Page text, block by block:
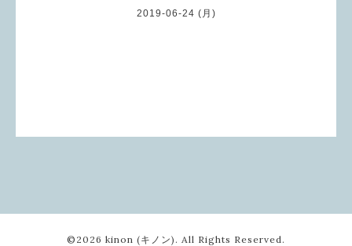
2019-06-24 (月)
©2026 kinon (キノン) . All Rights Reserved.